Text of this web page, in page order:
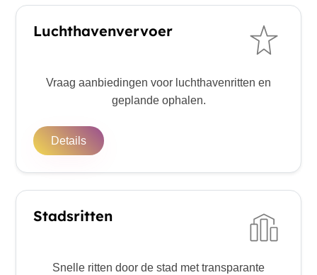
Luchthavenvervoer
Vraag aanbiedingen voor luchthavenritten en
geplande ophalen.
Details
Stadsritten
Snelle ritten door de stad met transparante